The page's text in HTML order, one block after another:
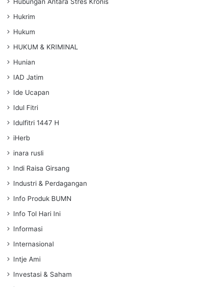
Hukrim
Hukum
HUKUM & KRIMINAL
Hunian
IAD Jatim
Ide Ucapan
Idul Fitri
Idulfitri 1447 H
iHerb
inara rusli
Indi Raisa Girsang
Industri & Perdagangan
Info Produk BUMN
Info Tol Hari Ini
Informasi
Internasional
Intje Ami
Investasi & Saham